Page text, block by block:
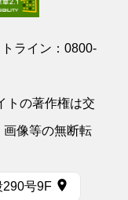
ライン： 0800-
トの著作権は交
像等の無断転
290号9F